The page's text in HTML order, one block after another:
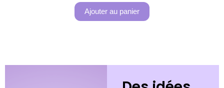
Ajouter au panier